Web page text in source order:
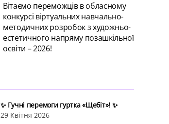
Вітаємо переможців в обласному
конкурсі віртуальних навчально-
методичних розробок з художньо-
естетичного напряму позашкільної
освіти – 2026!
✨ Гучні перемоги гуртка «Щебіт»! ✨
29 Квітня 2026